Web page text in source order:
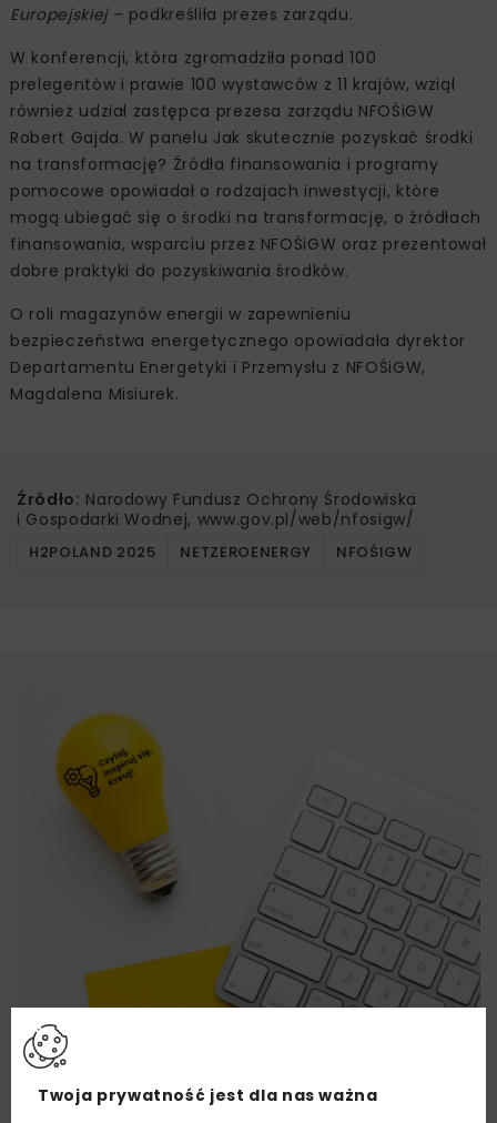
Europejskiej – podkreśliła prezes zarządu.
W konferencji, która zgromadziła ponad 100
prelegentów i prawie 100 wystawców z 11 krajów, wziął
również udział zastępca prezesa zarządu NFOŚiGW
Robert Gajda. W panelu Jak skutecznie pozyskać środki
na transformację? Źródła finansowania i programy
pomocowe opowiadał o rodzajach inwestycji, które
mogą ubiegać się o środki na transformację, o źródłach
finansowania, wsparciu przez NFOŚiGW oraz prezentował
dobre praktyki do pozyskiwania środków.
O roli magazynów energii w zapewnieniu
bezpieczeństwa energetycznego opowiadała dyrektor
Departamentu Energetyki i Przemysłu z NFOŚiGW,
Magdalena Misiurek.
Źródło: Narodowy Fundusz Ochrony Środowiska
i Gospodarki Wodnej, www.gov.pl/web/nfosigw/
H2POLAND 2025 NETZEROENERGY NFOŚIGW
Twoja prywatność jest dla nas ważna